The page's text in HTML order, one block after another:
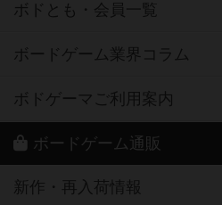
ボドとも・会員一覧
ボードゲーム業界コラム
ボドゲーマご利用案内
ボードゲーム通販
新作・再入荷情報